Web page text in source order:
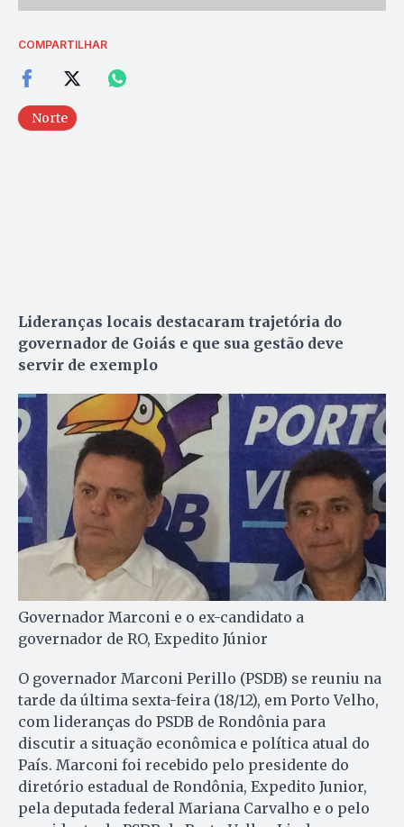
COMPARTILHAR
Norte
Lideranças locais destacaram trajetória do
governador de Goiás e que sua gestão deve
servir de exemplo
Governador Marconi e o ex-candidato a
governador de RO, Expedito Júnior
O governador Marconi Perillo (PSDB) se reuniu na
tarde da última sexta-feira (18/12), em Porto Velho,
com lideranças do PSDB de Rondônia para
discutir a situação econômica e política atual do
País. Marconi foi recebido pelo presidente do
diretório estadual de Rondônia, Expedito Junior,
pela deputada federal Mariana Carvalho e o pelo